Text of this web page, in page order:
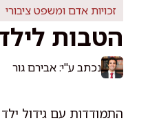
זכויות אדם ומשפט ציבורי
הטבות
נכתב ע"י: אבירם גור
התמודדות עם גידול